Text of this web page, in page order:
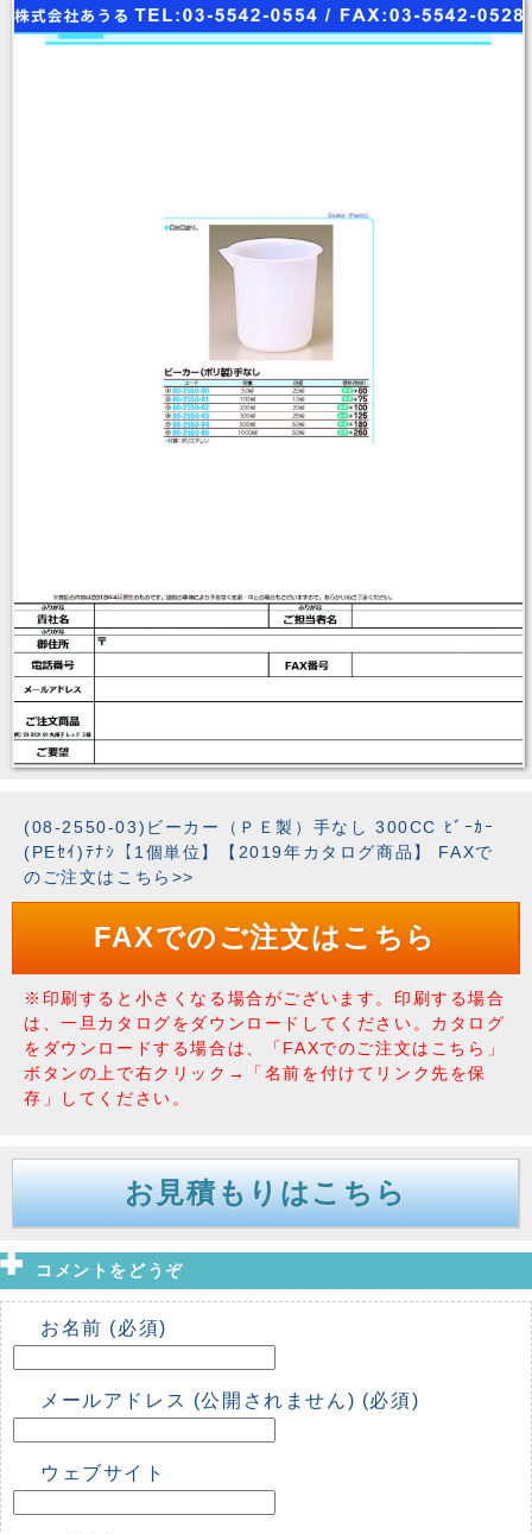
(08-2550-03)ビーカー（ＰＥ製）手なし 300CC ﾋﾞｰｶｰ
(PEｾｲ)ﾃﾅｼ【1個単位】【2019年カタログ商品】 FAXで
のご注文はこちら>>
FAXでのご注文はこちら
※印刷すると小さくなる場合がございます。印刷する場合
は、一旦カタログをダウンロードしてください。カタログ
をダウンロードする場合は、「FAXでのご注文はこちら」
ボタンの上で右クリック→「名前を付けてリンク先を保
存」してください。
お見積もりはこちら
コメントをどうぞ
お名前 (必須)
メールアドレス (公開されません) (必須)
ウェブサイト